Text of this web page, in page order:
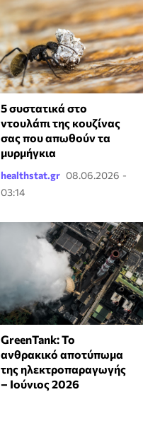
⁠5 συστατικά στο
ντουλάπι της κουζίνας
σας που απωθούν τα
μυρμήγκια
healthstat.gr 08.06.2026 -
03:14
GreenTank: Το
ανθρακικό αποτύπωμα
της ηλεκτροπαραγωγής
– Ιούνιος 2026